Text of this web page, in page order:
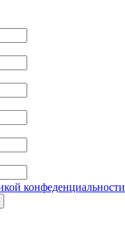
конфеденциальности